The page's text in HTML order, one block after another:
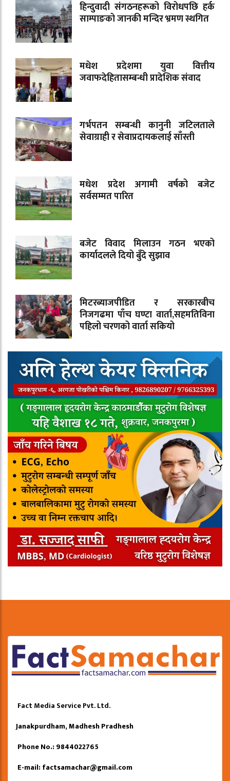
हिन्दुवादी संगठनहरूको विरोधपछि हर्क
साम्पाङको जानकी मन्दिर भ्रमण स्थगित
मधेश प्रदेशमा युवा वित्तीय
जवाफदेहितासम्बन्धी प्रादेशिक संवाद
गर्भपतन सम्बन्धी कानुनी जटिलताले
सेवाग्राही र सेवाप्रदायकलाई साँस्ती
मधेश प्रदेश अगामी वर्षको बजेट
सर्वसम्मत पारित
बजेट विवाद मिलाउन गठन भएको
कार्यादलले दियो बुँदे सुझाव
मिटरब्याजपीडित र सरकारबीच
निजगढमा पाँच घण्टा वार्ता,सहमतिविना
पहिलो चरणको वार्ता सकियो
Fact Media Service Pvt. Ltd.
Janakpurdham, Madhesh Pradhesh
Phone No.: 9844022765
E-mail: factsamachar@gmail.com